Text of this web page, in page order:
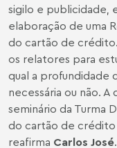
sigilo e publicidade,
elaboração de uma
do cartão de
os relatores para
qual a profundidade
necessária ou não.
seminário da Turma
do cartão de crédito
reafirma Carlos José.